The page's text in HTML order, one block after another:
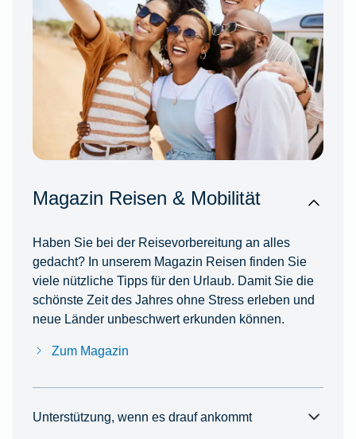
Magazin Reisen & Mobilität
Haben Sie bei der Reisevorbereitung an alles
gedacht? In unserem Magazin Reisen finden Sie
viele nützliche Tipps für den Urlaub. Damit Sie die
schönste Zeit des Jahres ohne Stress erleben und
neue Länder unbeschwert erkunden können.
Zum Magazin
Unterstützung, wenn es drauf ankommt